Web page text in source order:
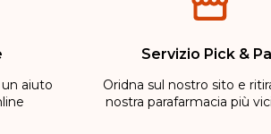
aiuto
Servizio Pick &
Oridna sul nostro sito e
nostra parafarmacia più